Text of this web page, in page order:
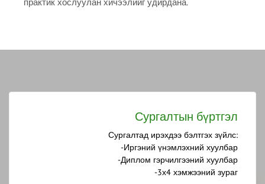
Сургалтын бүртгэл
Сургалтад ирэхдээ бэлтгэх зүйлс:
-Иргэний үнэмлэхний хуулбар
-Диплом гэрчилгээний хуулбар
-3х4 хэмжээний зураг